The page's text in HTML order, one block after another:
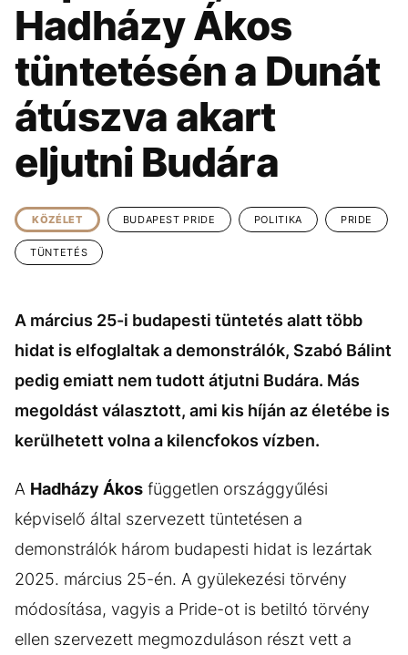
KÖZÉLET UTAZÁS
ÉLETMÓD DESIGN
BESZÉLGETÉSEK ARCOK
VIDEÓ TÖRTÉNETEK
GASZTRO
Hadházy Ákos
tüntetésén a Dunát
átúszva akart
eljutni Budára
KÖZÉLET BUDAPEST PRIDE POLITIKA PRIDE
TÜNTETÉS
A március 25-i budapesti tüntetés alatt több
hidat is elfoglaltak a demonstrálók, Szabó Bálint
pedig emiatt nem tudott átjutni Budára. Más
megoldást választott, ami kis híján az életébe is
kerülhetett volna a kilencfokos vízben.
A Hadházy Ákos független országgyűlési
képviselő által szervezett tüntetésen a
demonstrálók három budapesti hidat is lezártak
2025. március 25-én. A gyülekezési törvény
módosítása, vagyis a Pride-ot is betiltó törvény
ellen szervezett megmozduláson részt vett a